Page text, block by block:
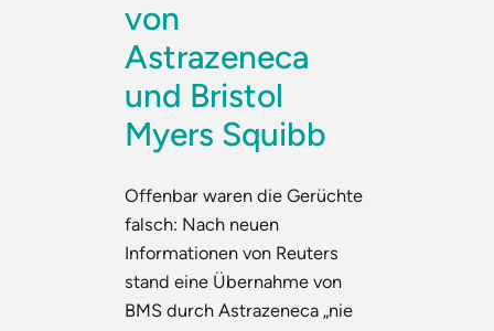
von
Astrazeneca
und Bristol
Myers Squibb
Offenbar waren die Gerüchte
falsch: Nach neuen
Informationen von Reuters
stand eine Übernahme von
BMS durch Astrazeneca „nie